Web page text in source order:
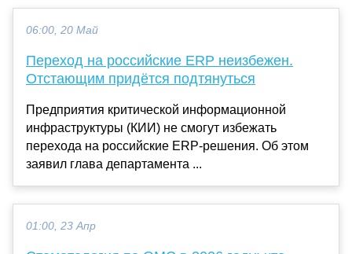
06:00, 20 Май
Переход на российские ERP неизбежен.
Отстающим придётся подтянуться
Предприятия критической информационной
инфраструктуры (КИИ) не смогут избежать
перехода на российские ERP-решения. Об этом
заявил глава департамента ...
01:00, 23 Апр